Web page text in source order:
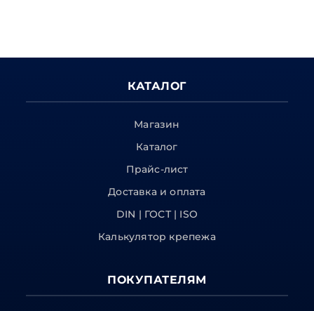
КАТАЛОГ
Магазин
Каталог
Прайс-лист
Доставка и оплата
DIN | ГОСТ | ISO
Калькулятор крепежа
ПОКУПАТЕЛЯМ